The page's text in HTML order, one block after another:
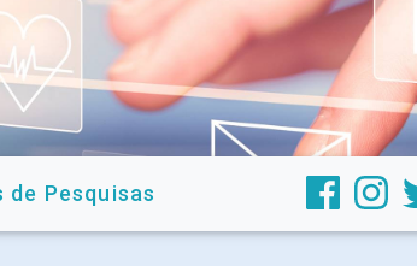
Pesquisas